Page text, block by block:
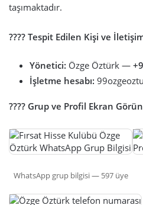
taşımaktadır.
???? Tespit Edilen Kişi ve
Yönetici: Özge Öztürk —
İşletme hesabı:
???? Grup ve Profil Ekran
WhatsApp grup bilgisi — 597 üye